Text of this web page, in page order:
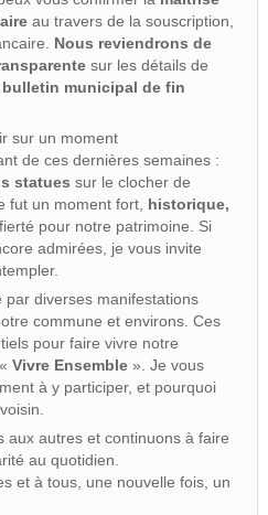
au travers de la souscription,
Nous reviendrons de
sur les détails de
municipal de fin
sur un moment
de ces dernières semaines :
statues sur le clocher de
fut un moment fort, historique,
pour notre patrimoine. Si
admirées, je vous invite
par diverses manifestations
commune et environs. Ces
pour faire vivre notre
Vivre Ensemble». Je vous
à y participer, et pourquoi
aux autres et continuons à faire
au quotidien.
et à tous, une nouvelle fois, un